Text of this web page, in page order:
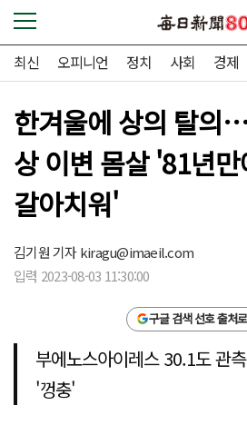
최신 오피니언 정치 사회 경제
한겨울에 상의 탈의
상 이변 몸살 '81년
갈아치워'
김기원 기자kiragu@imaeil.com
입력 2023-08-03 11:30:00
구글 검색 선호 출처
부에노스아이레스 30.1도 관
'껑충'